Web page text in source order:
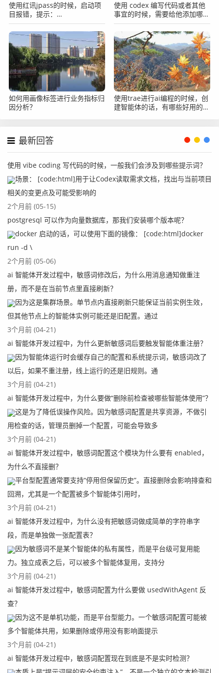
使用红讯jpass的时候，启动项
目报错，提示：
java.lang.IllegalArgumentException:
Failed to decrypt.
使用 codex 编写代码或者其他
事宜的时候，需要给他添加哪些
协作准则？
如何用画像标签进行业务指标归
因分析？
使用trae进行ai编程的时候，创
建智能体的话，有哪些好用的提
最新回答
使用 vibe coding 写代码的时候，一般我们会涉及到哪些提示词？
场景： [code:html]用于让Codex读取需求文档，找出与当前项目
相关的变更点及可能受影响的
2个月前 (05-15)
postgresql 可以作为向量数据库，那我们安装哪个版本呢？
docker 启动的话，可以使用下面的镜像： [code:html]docker
run -d \
2个月前 (05-06)
ai 智能体开发过程中，敏感词修改后，为什么用消息通知做重注
册，而不是在当前节点里直接刷新？
因为这是集群场景。单节点内直接刷新只能保证当前实例生效，
但其他节点上的智能体实例可能还是旧配置。通过
3个月前 (04-21)
ai 智能体开发过程中，为什么更新敏感词后要触发智能体重注册？
因为智能体运行时会缓存自己的配置和系统提示词，敏感词改了
以后，如果不重注册，线上运行的还是旧规则。通
3个月前 (04-21)
ai 智能体开发过程中，为什么要做“删除前检查被哪些智能体使用”？
这是为了降低误操作风险。因为敏感词配置是共享资源，不做引
用检查的话，管理员删掉一个配置，可能会导致多
3个月前 (04-21)
ai 智能体开发过程中，敏感词配置这个模块为什么要有 enabled，
为什么不直接删？
平台型配置通常要支持“停用但保留历史”。直接删除会影响排查和
回溯，尤其是一个配置被多个智能体引用时，
3个月前 (04-21)
ai 智能体开发过程中，为什么没有把敏感词做成简单的字符串字
段，而是单独做一张配置表？
因为敏感词不是某个智能体的私有属性，而是平台级可复用能
力。独立成表之后，可以被多个智能体复用，支持分
3个月前 (04-21)
ai 智能体开发过程中，敏感词配置为什么要做 usedWithAgent 反
查？
因为这不是单机功能，而是平台型能力。一个敏感词配置可能被
多个智能体共用，如果删除或停用没有影响面提示
3个月前 (04-21)
ai 智能体开发过程中，敏感词配置现在到底是不是实时检测？